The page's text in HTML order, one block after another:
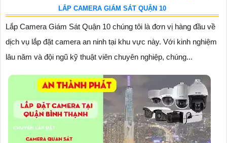
LẮP CAMERA GIÁM SÁT QUẬN 10
Lắp Camera Giám Sát Quận 10 chúng tôi là đơn vị hàng đầu về
dịch vụ lắp đặt camera an ninh tại khu vực này. Với kinh nghiệm
lâu năm và đội ngũ kỹ thuật viên chuyên nghiệp, chúng...